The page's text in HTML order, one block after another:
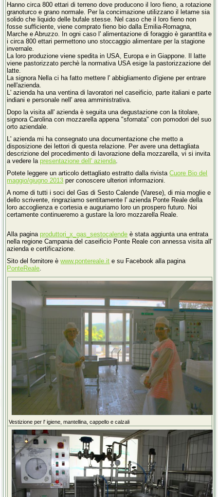
Hanno circa 800 ettari di terreno dove producono il loro fieno, a rotazione
granoturco e grano normale. Per la concimazione utilizzano il letame sia
solido che liquido delle bufale stesse. Nel caso che il loro fieno non
fosse sufficiente, viene comprato fieno bio dalla Emilia-Romagna,
Marche e Abruzzo. In ogni caso l' alimentazione di foraggio è garanttita e
i circa 800 ettari permettono uno stoccaggio alimentare per la stagione
invernale.
La loro produzione viene spedita in USA, Europa e in Giappone. Il latte
viene pastorizzato perchè la normativa USA esige la pastorizzazione del
latte.
La signora Nella ci ha fatto mettere l' abbigliamento d'igiene per entrare
nell'azienda.
L' azienda ha una ventina di lavoratori nel caseificio, parte italiani e parte
indiani e personale nell' area amministrativa.
Dopo la visita all' azienda è seguita una degustazione con la titolare,
signora Carolina con mozzarella appena "sfornata" con pomodori del suo
orto aziendale.
L' azienda mi ha consegnato una documentazione che metto a
disposizione dei lettori di questa relazione. Per avere una dettagliata
descrizione del procedimento di lavorazione della mozzarella, vi si invita
a vedere lapresentazione dell' azienda
Potete leggere un articolo dettagliato estratto dalla rivistaCuore Bio del
maggio/giugno 2013 per conoscere ulteriori informazioni.
A nome di tutti i soci del Gas di Sesto Calende (Varese), di mia moglie e
dello scrivente, ringraziamo sentitamente l' azienda Ponte Reale della
loro accoglienza e cortesia e auguriamo loro un prospero futuro. Noi
certamente continueremo a gustare la loro mozzarella Reale.
Alla paginaproduttori_x_gas_sestocalende è stata aggiunta una entrata
nella regione Campania del caseificio Ponte Reale con annessa visita all'
azienda e certificazione.
Sito del fornitore èwww.pontereale.it e su Facebook alla pagina
PonteReale
Vestizione per l' igiene, mantellina, cappello e calzali